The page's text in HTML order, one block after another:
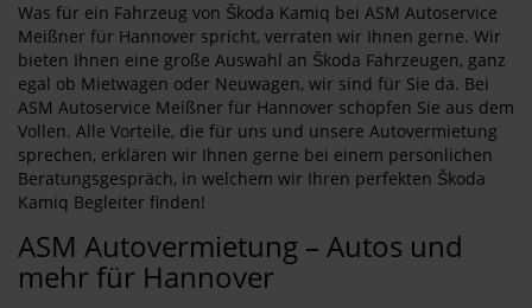
Was für ein Fahrzeug von Škoda Kamiq bei ASM Autoservice
Meißner für Hannover spricht, verraten wir Ihnen gerne. Wir
bieten Ihnen eine große Auswahl an Škoda Fahrzeugen, ganz
egal ob Mietwagen oder Neuwagen, wir sind für Sie da. Bei
ASM Autoservice Meißner für Hannover schöpfen Sie aus dem
Vollen. Alle Vorteile, die für uns und unsere Autovermietung
sprechen, erklären wir Ihnen gerne bei einem persönlichen
Beratungsgespräch, in welchem wir Ihren perfekten Škoda
Kamiq Begleiter finden!
ASM Autovermietung – Autos und
mehr für Hannover